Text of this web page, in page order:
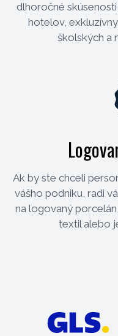
dlhoročné
hotelov,
školských a
Ak by ste chceli
vášho podniku, radi
na logovaný
textil alebo